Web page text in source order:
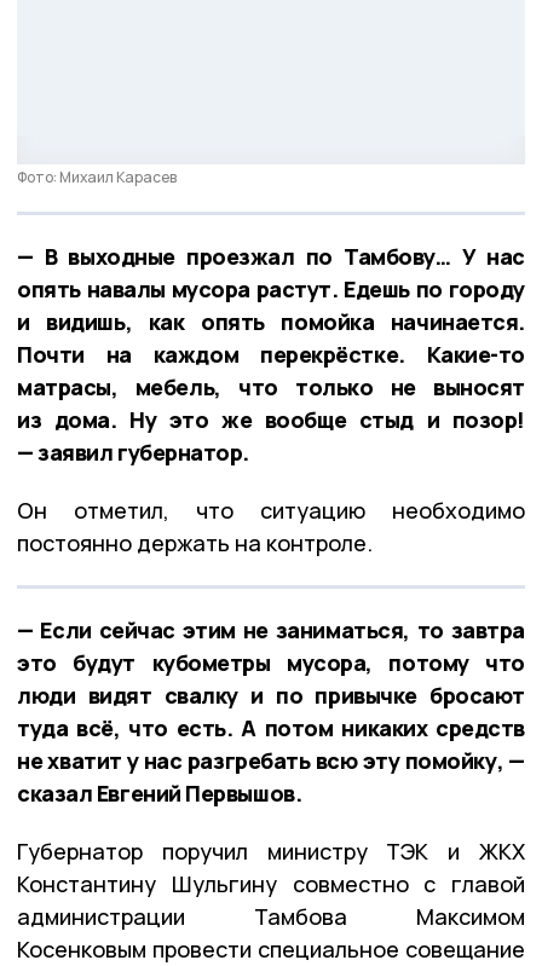
Фото: Михаил Карасев
— В выходные проезжал по Тамбову… У нас
опять навалы мусора растут. Едешь по городу
и видишь, как опять помойка начинается.
Почти на каждом перекрёстке. Какие-то
матрасы, мебель, что только не выносят
из дома. Ну это же вообще стыд и позор!
— заявил губернатор.
Он отметил, что ситуацию необходимо
постоянно держать на контроле.
— Если сейчас этим не заниматься, то завтра
это будут кубометры мусора, потому что
люди видят свалку и по привычке бросают
туда всё, что есть. А потом никаких средств
не хватит у нас разгребать всю эту помойку, —
сказал Евгений Первышов.
Губернатор поручил министру ТЭК и ЖКХ
Константину Шульгину совместно с главой
администрации Тамбова Максимом
Косенковым провести специальное совещание